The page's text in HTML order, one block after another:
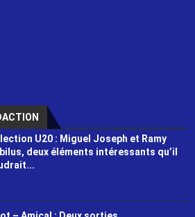
U20 : Miguel Joseph et Ramy
deux éléments intéressants qu’il